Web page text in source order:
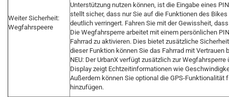
Weiter Sicherheit:
Wegfahrspeere
Unterstützung nutzen können, ist die Eingabe eines
stellt sicher, dass nur Sie auf die Funktionen des
deutlich verringert. Fahren Sie mit der Gewissheit,
Die Wegfahrsperre arbeitet mit einem persönlichen
Fahrrad zu aktivieren. Dies bietet zusätzliche
dieser Funktion können Sie das Fahrrad mit Vertrauen
NEU: Der UrbanX verfügt zusätzlich zur
Display zeigt Echtzeitinformationen wie
Außerdem können Sie optional die GPS-Funktionalität
hinzufügen.